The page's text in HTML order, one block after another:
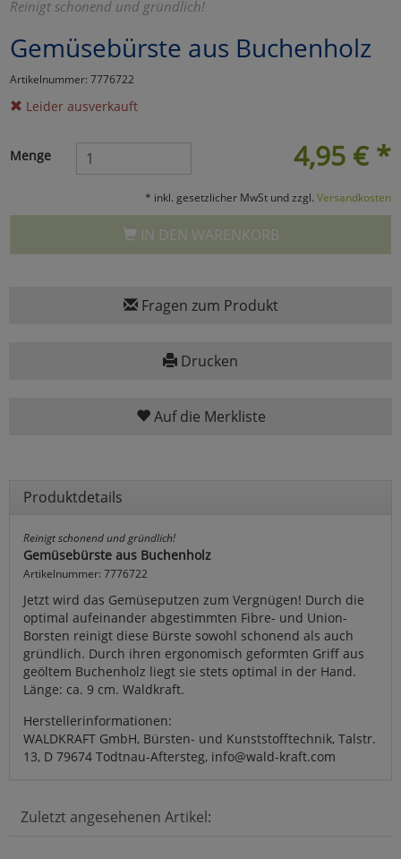
Reinigt schonend und gründlich!
Gemüsebürste aus Buchenholz
Artikelnummer: 7776722
Leider ausverkauft
4,95 € *
Menge
* inkl. gesetzlicher MwSt und zzgl. Versandkosten
IN DEN WARENKORB
Fragen zum Produkt
Drucken
Auf die Merkliste
Produktdetails
Reinigt schonend und gründlich!
Gemüsebürste aus Buchenholz
Artikelnummer: 7776722
Jetzt wird das Gemüseputzen zum Vergnügen! Durch die
optimal aufeinander abgestimmten Fibre- und Union-
Borsten reinigt diese Bürste sowohl schonend als auch
gründlich. Durch ihren ergonomisch geformten Griff aus
geöltem Buchenholz liegt sie stets optimal in der Hand.
Länge: ca. 9 cm. Waldkraft.
Herstellerinformationen:
WALDKRAFT GmbH, Bürsten- und Kunststofftechnik, Talstr.
13, D 79674 Todtnau-Aftersteg, info@wald-kraft.com
Zuletzt angesehenen Artikel:
Umfragetools
Cookies
Cookies
Einstellungen speichern
zurückzu Haupptseite